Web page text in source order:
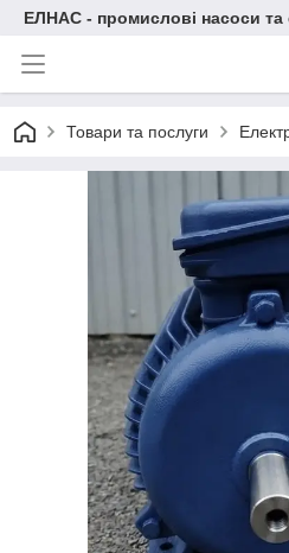
ЕЛНАС - промислові насоси та
Товари та послуги